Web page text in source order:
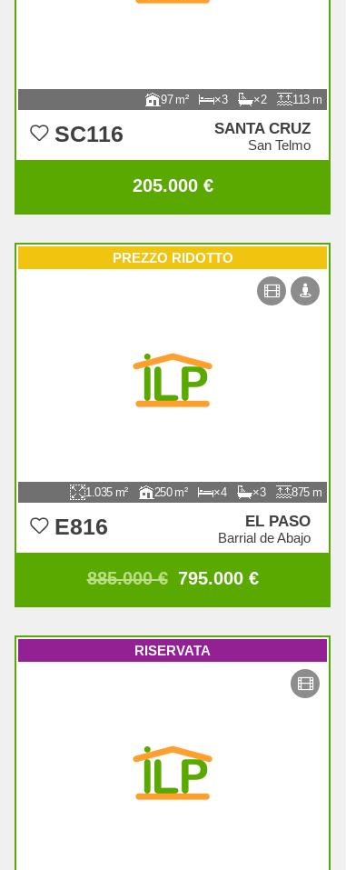
97 3 2 113
SC116 SANTA CRUZ
San Telmo
205.000 €
1.035 250 4 3 875
E816 EL PASO
Barrial de Abajo
885.000 € 795.000 €
PREZZO RIDOTTO
RISERVATA